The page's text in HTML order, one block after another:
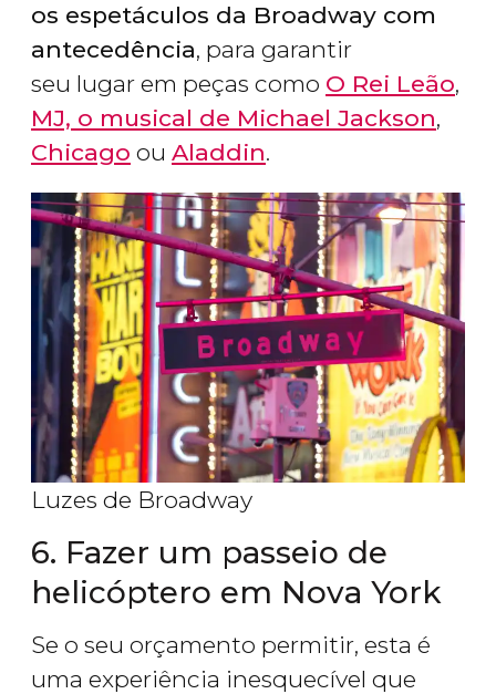
os espetáculos da Broadway com
antecedência, para garantir
seu lugar em peças como O Rei Leão,
MJ, o musical de Michael Jackson,
Chicago ou Aladdin.
Luzes de Broadway
6. Fazer um passeio de
helicóptero em Nova York
Se o seu orçamento permitir, esta é
uma experiência inesquecível que